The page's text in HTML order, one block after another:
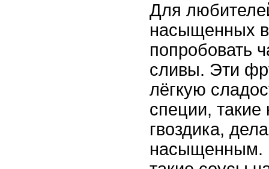
Для
насыщенных
попробовать
сливы. Эти
лёгкую
специи, такие
гвоздика,
насыщенным.